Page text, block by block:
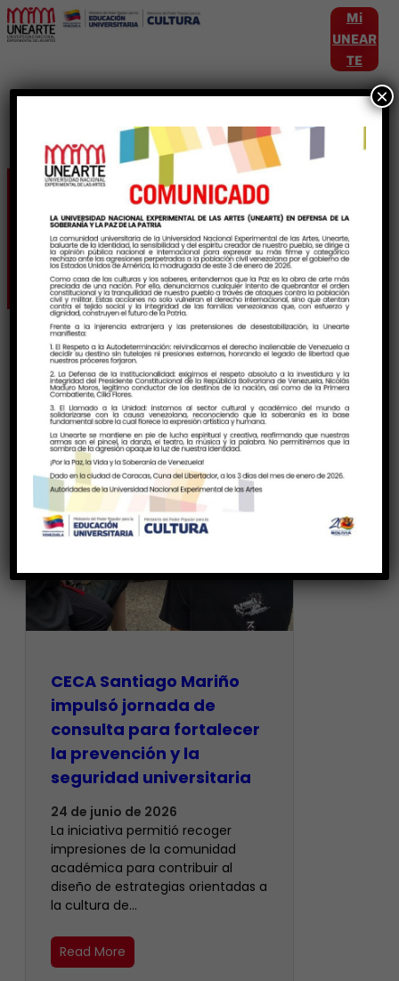
Mi
UNEAR
TE
Etiqueta:
CapacidadesEstuidiantiles
CECA Santiago Mariño
impulsó jornada de
consulta para fortalecer
la prevención y la
seguridad universitaria
24 de junio de 2026
La iniciativa permitió recoger
impresiones de la comunidad
académica para contribuir al
diseño de estrategias orientadas a
la cultura de…
Read More
×